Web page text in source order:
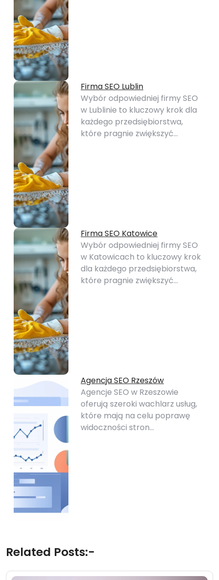
Firma SEO Lublin
Wybór odpowiedniej firmy SEO
w Lublinie to kluczowy krok dla
każdego przedsiębiorstwa,
które pragnie zwiększyć…
Firma SEO Katowice
Wybór odpowiedniej firmy SEO
w Katowicach to kluczowy krok
dla każdego przedsiębiorstwa,
które pragnie zwiększyć…
Agencja SEO Rzeszów
Agencje SEO w Rzeszowie
oferują szeroki wachlarz usług,
które mają na celu poprawę
widoczności stron…
Related Posts:-